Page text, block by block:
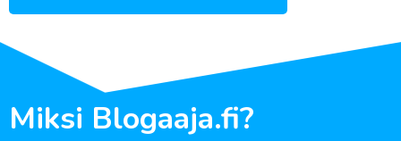
Miksi Blogaaja.fi?